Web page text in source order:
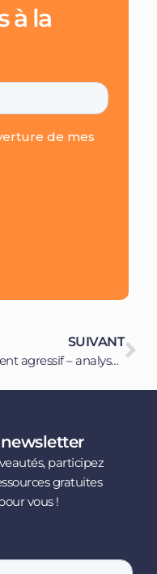
à la
SUIVANT
Patient agressif – analyse d’une situation
participez
gratuites
vous !